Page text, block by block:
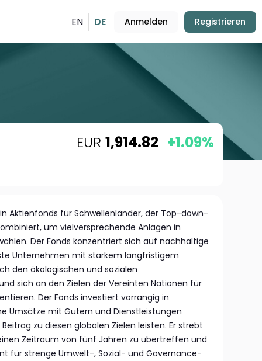
EN DE Anmelden Registrieren
EUR 1,914.82 +1.09%
Aktienfonds für Schwellenländer, der Top-down-
um vielversprechende Anlagen in
Der Fonds konzentriert sich auf nachhaltige
Unternehmen mit starkem langfristigem
den ökologischen und sozialen
sich an den Zielen der Vereinten Nationen für
Der Fonds investiert vorrangig in
Umsätze mit Gütern und Dienstleistungen
zu diesen globalen Zielen leisten. Er strebt
Zeitraum von fünf Jahren zu übertreffen und
für strenge Umwelt-, Sozial- und Governance-